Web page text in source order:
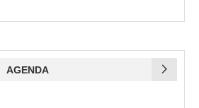
AGENDA